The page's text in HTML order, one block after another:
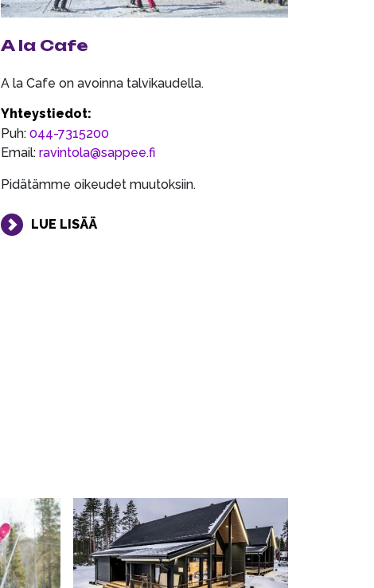
A la Cafe
A la Cafe on avoinna talvikaudella.
Yhteystiedot:
Puh:044-7315200
Email:ravintola@sappee.fi
Pidätämme oikeudet muutoksiin.
LUE LISÄÄ